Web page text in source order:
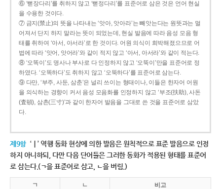
⑥ ‘뻗장다리’를 취하지 않고 ‘뻗정다리’를 표준어로 삼은 것은 언어 현실
을 수용한 것이다.
⑦ 금지(禁止)의 뜻을 나타내는 ‘앗아, 앗아라’는 빼앗는다는 원뜻과는 멀
어져서 단지 하지 말라는 뜻이 되었는데, 현실 발음에 따라 음성 모음 형
태를 취하여 ‘아서, 아서라’로 한 것이다. 어원 의식이 희박해졌으므로 어
법에 따라 ‘앗어, 앗어라’와 같이 적지 않고 ‘아서, 아서라’와 같이 적는다.
⑧ ‘오똑이’도 명사나 부사로 다 인정하지 않고 ‘오뚝이’만을 표준어로 정
하였다. ‘오똑하다’도 취하지 않고 ‘오뚝하다’를 표준어로 삼는다.
⑨ 다만, ‘부주, 사둔, 삼춘’은 널리 쓰이는 형태이나, 이들은 한자어 어원
을 의식하는 경향이 커서 음성 모음화를 인정하지 않고 ‘부조(扶助), 사돈
(査頓), 삼촌(三寸)’과 같이 한자어 발음을 그대로 쓴 것을 표준어로 삼았
다.
제9항 ‘ㅣ’ 역행 동화 현상에 의한 발음은 원칙적으로 표준 발음으로 인정
하지 아니하되, 다만 다음 단어들은 그러한 동화가 적용된 형태를 표준어
로 삼는다.(ㄱ을 표준어로 삼고, ㄴ을 버림.)
ㄱ ㄴ 비고